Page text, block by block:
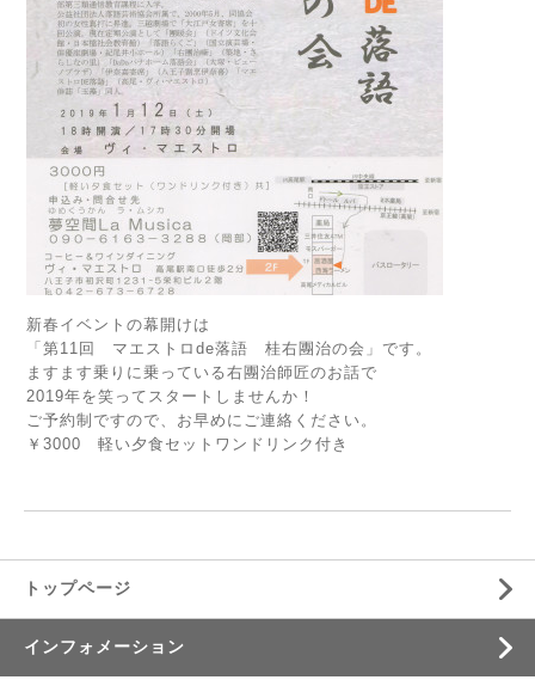
新春イベントの幕開けは
「第11回 マエストロde落語 桂右團治の会」です。
ますます乗りに乗っている右團治師匠のお話で
2019年を笑ってスタートしませんか！
ご予約制ですので、お早めにご連絡ください。
￥3000 軽い夕食セットワンドリンク付き
トップページ
インフォメーション